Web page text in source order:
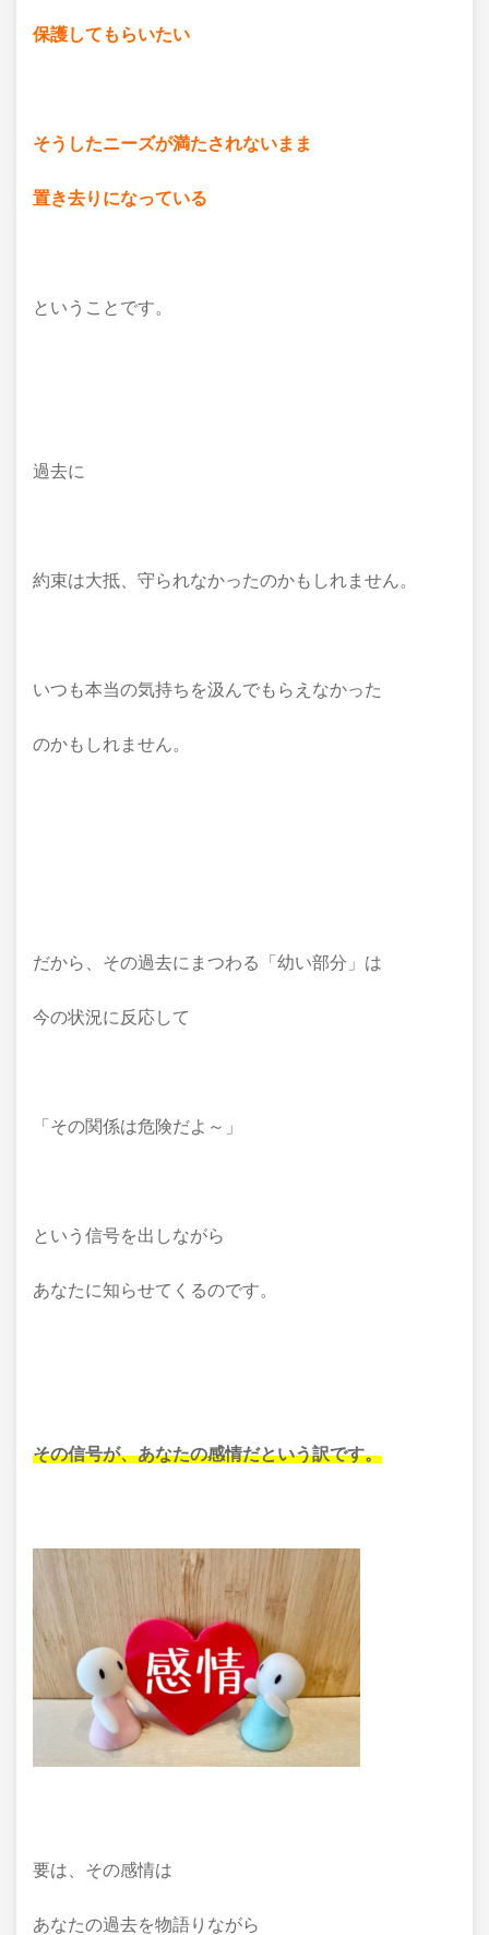
保護してもらいたい
そうしたニーズが満たされないまま
置き去りになっている
ということです。
過去に
約束は大抵、守られなかったのかもしれません。
いつも本当の気持ちを汲んでもらえなかった
のかもしれません。
だから、その過去にまつわる「幼い部分」は
今の状況に反応して
「その関係は危険だよ～」
という信号を出しながら
あなたに知らせてくるのです。
その信号が、あなたの感情だという訳です。
要は、その感情は
あなたの過去を物語りながら